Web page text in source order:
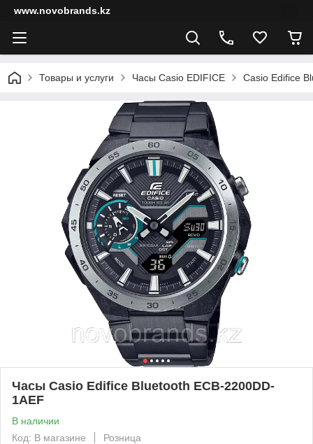
www.novobrands.kz
Товары и услуги Часы Casio EDIFICE Casio Edifice
Часы Casio Edifice Bluetooth ECB-2200DD-
1AEF
В наличии
Код: В магазине
Розница